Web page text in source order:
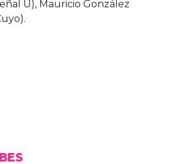
U), Mauricio González